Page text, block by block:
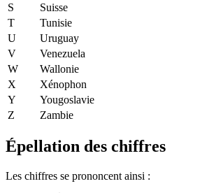
S
Suisse
T
Tunisie
U
Uruguay
V
Venezuela
W
Wallonie
X
Xénophon
Y
Yougoslavie
Z
Zambie
Épellation des chiffres
Les chiffres se prononcent ainsi :